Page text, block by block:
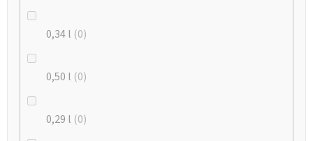
0,34 l 0
0,50 l 0
0,29 l 0